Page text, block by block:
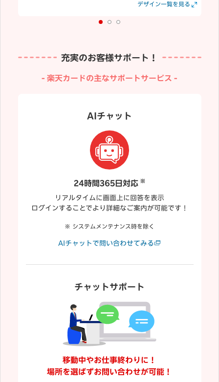
デザイン一覧を見る
充実のお客様サポート！
楽天カードの主なサポートサービス
AIチャット
24時間365日対応※
リアルタイムに画面上に回答を表示
ログインすることでより詳細なご案内が可能です！
システムメンテナンス時を除く
AIチャットで問い合わせてみる
チャットサポート
移動中やお仕事終わりに！
場所を選ばずお問い合わせが可能！